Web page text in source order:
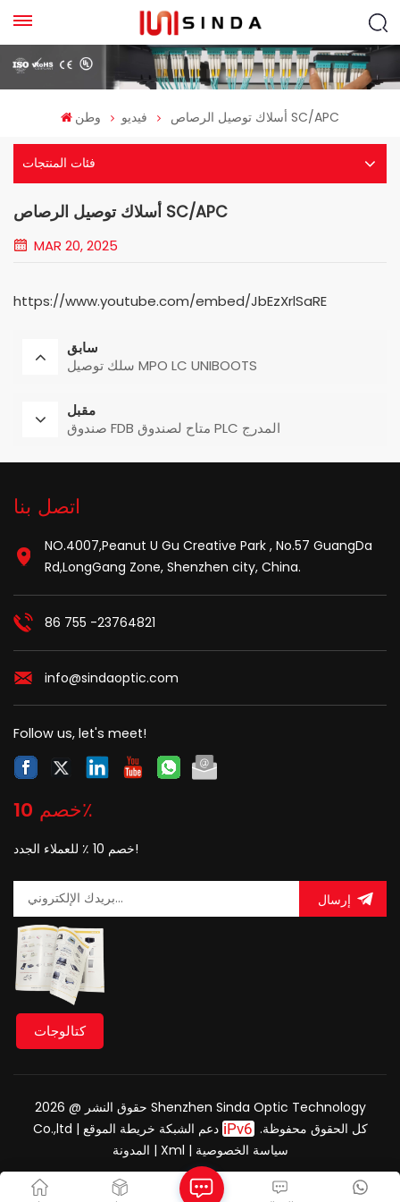
وطن فيديو أسلاك توصيل الرصاص SC/APC
فئات المنتجات
أسلاك توصيل الرصاص SC/APC
MAR 20, 2025
https://www.youtube.com/embed/JbEzXrlSaRE
سابق
سلك توصيل MPO LC UNIBOOTS
مقبل
صندوق FDB متاح لصندوق PLC المدرج
اتصل بنا
NO.4007,Peanut U Gu Creative Park , No.57 GuangDa
Rd,LongGang Zone, Shenzhen city, China.
86 755 -23764821
info@sindaoptic.com
Follow us, let's meet!
خصم 10٪
خصم 10 ٪ للعملاء الجدد!
إرسال
كتالوجات
حقوق النشر @ 2026 Shenzhen Sinda Optic Technology
Co.,ltd كل الحقوق محفوظة.
دعم الشبكة خريطة الموقع |
المدونة | Xml | سياسة الخصوصية